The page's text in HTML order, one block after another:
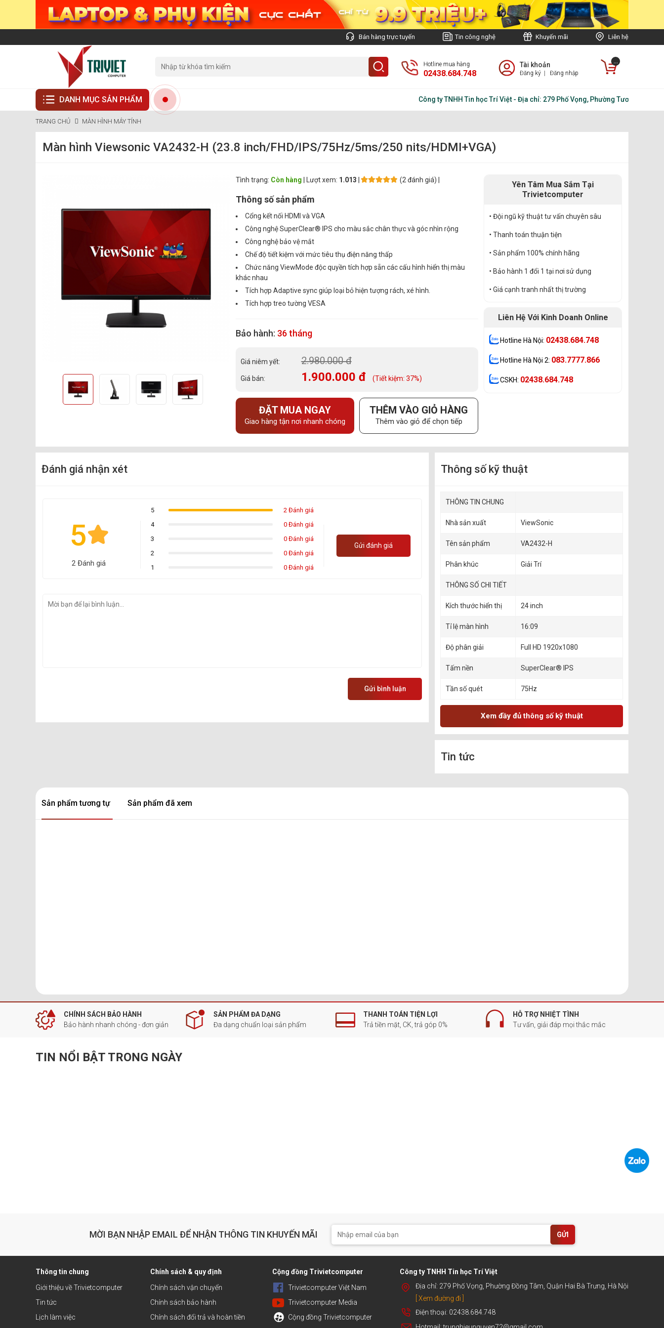
Bán hàng trực tuyến Tin công nghệ Khuyến mãi Liên hệ
Hotline mua hàng
02438.684.748
Tài khoản
Đăng ký Đăng nhập
...
DANH MỤC SẢN PHẨM Công ty TNHH Tin học Trí Việt - Địa chỉ: 279 Phố Vọng, Phường Tương Mai , Hà
TRANG CHỦ MÀN HÌNH MÁY TÍNH
Màn hình Viewsonic VA2432-H (23.8 inch/FHD/IPS/75Hz/5ms/250 nits/HDMI+VGA)
Tình trạng: Còn hàng | Lượt xem: 1.013 | (2 đánh giá) |
Thông số sản phẩm
Cổng kết nối HDMI và VGA
Công nghệ SuperClear® IPS cho màu sắc chân thực và góc nhìn rộng
Công nghệ bảo vệ mắt
Chế độ tiết kiệm với mức tiêu thụ điện năng thấp
Chức năng ViewMode độc quyền tích hợp sẵn các cấu hình hiển thị màu
khác nhau
Tích hợp Adaptive sync giúp loại bỏ hiện tượng rách, xé hình.
Tích hợp treo tường VESA
Bảo hành: 36 tháng
Giá niêm yết: 2.980.000 đ
Giá bán: 1.900.000 đ (Tiết kiệm: 37%)
ĐẶT MUA NGAY
Giao hàng tận nơi nhanh chóng
THÊM VÀO GIỎ HÀNG
Thêm vào giỏ để chọn tiếp
Yên Tâm Mua Sắm Tại
Trivietcomputer
• Đội ngũ kỹ thuật tư vấn chuyên sâu
• Thanh toán thuận tiện
• Sản phẩm 100% chính hãng
• Bảo hành 1 đổi 1 tại nơi sử dụng
• Giá cạnh tranh nhất thị trường
Liên Hệ Với Kinh Doanh Online
Hotline Hà Nội: 02438.684.748
Hotline Hà Nội 2: 083.7777.866
CSKH: 02438.684.748
Đánh giá nhận xét
5
2 Đánh giá
5
2 Đánh giá
4
0 Đánh giá
3
0 Đánh giá
2
0 Đánh giá
1
0 Đánh giá
Gửi đánh giá
Gửi bình luận
Thông số kỹ thuật
THÔNG TIN CHUNG
Nhà sản xuất ViewSonic
Tên sản phẩm VA2432-H
Phân khúc Giải Trí
THÔNG SỐ CHI TIẾT
Kích thước hiển thị 24 inch
Tỉ lệ màn hình 16:09
Độ phân giải Full HD 1920x1080
Tấm nền SuperClear® IPS
Tần số quét 75Hz
Xem đầy đủ thông số kỹ thuật
Tin tức
Sản phẩm tương tự Sản phẩm đã xem
CHÍNH SÁCH BẢO HÀNH
Bảo hành nhanh chóng - đơn giản
SẢN PHẨM ĐA DẠNG
Đa dạng chuẩn loại sản phẩm
THANH TOÁN TIỆN LỢI
Trả tiền mặt, CK, trả góp 0%
HỖ TRỢ NHIỆT TÌNH
Tư vấn, giải đáp mọi thắc mắc
TIN NỔI BẬT TRONG NGÀY
MỜI BẠN NHẬP EMAIL ĐỂ NHẬN THÔNG TIN KHUYẾN MÃI GỬI
Thông tin chung
Giới thiệu về Trivietcomputer
Tin tức
Lịch làm việc
Chính sách & quy định
Chính sách vận chuyển
Chính sách bảo hành
Chính sách đổi trả và hoàn tiền
Cộng đồng Trivietcomputer
Trivietcomputer Việt Nam
Trivietcomputer Media
Cộng đồng Trivietcomputer
Công ty TNHH Tin học Trí Việt
Địa chỉ: 279 Phố Vọng, Phường Đồng Tâm, Quận Hai Bà Trưng, Hà Nội
[ Xem đường đi ]
Điện thoại: 02438.684.748